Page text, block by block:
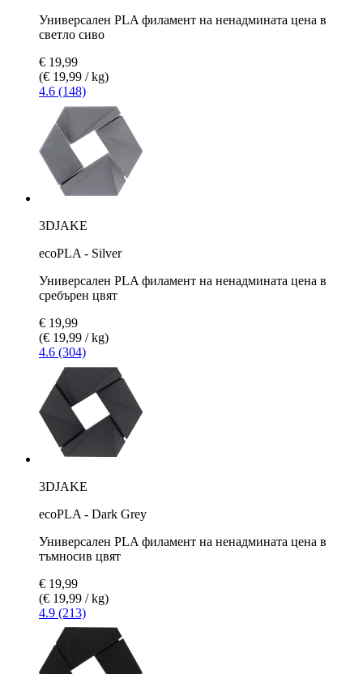
Универсален PLA филамент на ненадмината цена в
светло сиво
€ 19,99
(€ 19,99 / kg)
4.6 (148)
3DJAKE
ecoPLA - Silver
Универсален PLA филамент на ненадмината цена в
сребърен цвят
€ 19,99
(€ 19,99 / kg)
4.6 (304)
3DJAKE
ecoPLA - Dark Grey
Универсален PLA филамент на ненадмината цена в
тъмносив цвят
€ 19,99
(€ 19,99 / kg)
4.9 (213)